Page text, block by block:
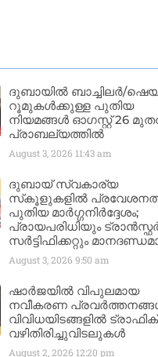
ദുബായിൽ ബാച്ചിലർ/
റൂമുകൾക്കുള്ള പുതിയ
നിയമങ്ങൾ ഓഗസ്റ്റ് 26
പ്രാബല്യത്തിൽ
August 3, 2026 11:43 am
ദുബായ് സ്വകാര്യ
സ്‌കൂളുകളിൽ
പുതിയ മാർഗ്ഗനിർദ്ദേശം;
പ്രായപരിധിയും
സർട്ടിഫിക്കറ്റും
August 3, 2026 9:50 am
ഷാർജയിൽ വിപുലമായ
നവീകരണ
വിവിധയിടങ്ങളിൽ ട്രാഫിക്
വഴിതിരിച്ചുവിടലുകൾ
August 2, 2026 12:20 pm